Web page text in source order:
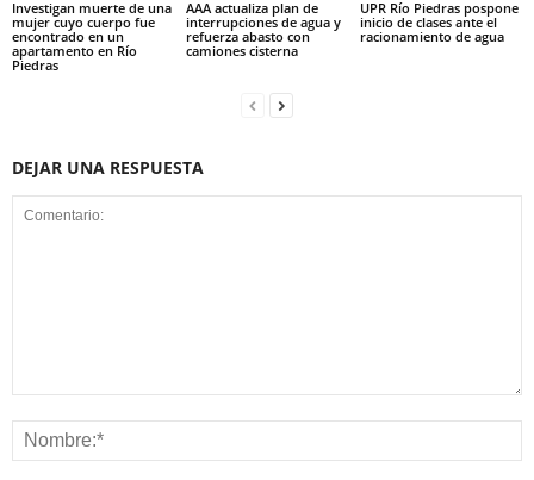
Investigan muerte de una
mujer cuyo cuerpo fue
encontrado en un
apartamento en Río
Piedras
AAA actualiza plan de
interrupciones de agua y
refuerza abasto con
camiones cisterna
UPR Río Piedras pospone
inicio de clases ante el
racionamiento de agua
DEJAR UNA RESPUESTA